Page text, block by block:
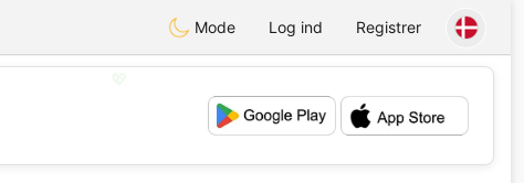
Mode Log ind Registrer
💕